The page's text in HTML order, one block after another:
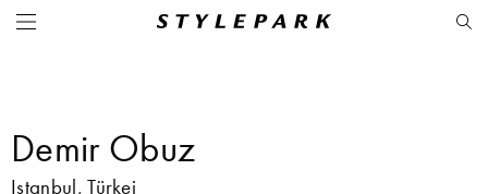
Demir Obuz
Istanbul, Türkei